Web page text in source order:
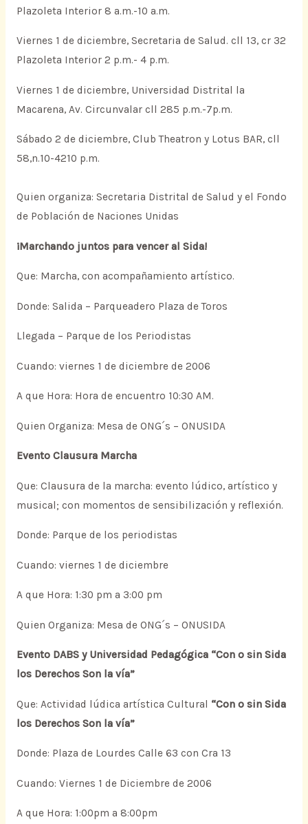
Plazoleta Interior 8 a.m.-10 a.m.
Viernes 1 de diciembre, Secretaria de Salud. cll 13, cr 32
Plazoleta Interior 2 p.m.- 4 p.m.
Viernes 1 de diciembre, Universidad Distrital la
Macarena, Av. Circunvalar cll 285 p.m.-7p.m.
Sábado 2 de diciembre, Club Theatron y Lotus BAR, cll
58,n.10-4210 p.m.
Quien organiza: Secretaria Distrital de Salud y el Fondo
de Población de Naciones Unidas
¡Marchando juntos para vencer al Sida!
Que: Marcha, con acompañamiento artístico.
Donde: Salida – Parqueadero Plaza de Toros
Llegada – Parque de los Periodistas
Cuando: viernes 1 de diciembre de 2006
A que Hora: Hora de encuentro 10:30 AM.
Quien Organiza: Mesa de ONG´s – ONUSIDA
Evento Clausura Marcha
Que: Clausura de la marcha: evento lúdico, artístico y
musical; con momentos de sensibilización y reflexión.
Donde: Parque de los periodistas
Cuando: viernes 1 de diciembre
A que Hora: 1:30 pm a 3:00 pm
Quien Organiza: Mesa de ONG´s – ONUSIDA
Evento DABS y Universidad Pedagógica “Con o sin Sida
los Derechos Son la vía”
Que: Actividad lúdica artística Cultural “Con o sin Sida
los Derechos Son la vía”
Donde: Plaza de Lourdes Calle 63 con Cra 13
Cuando: Viernes 1 de Diciembre de 2006
A que Hora: 1:00pm a 8:00pm